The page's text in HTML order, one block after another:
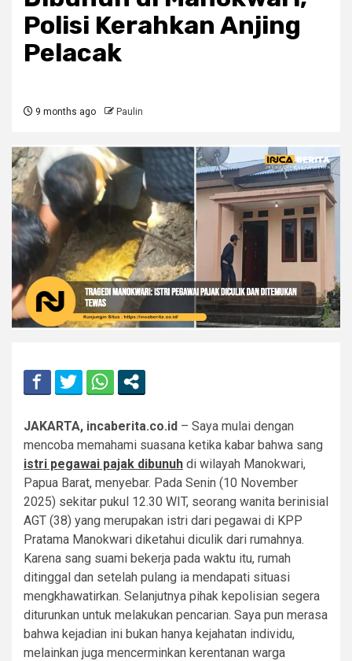
Polisi Kerahkan Anjing
Pelacak
9 months ago Paulin
JAKARTA, incaberita.co.id – Saya mulai dengan
mencoba memahami suasana ketika kabar bahwa sang
istri pegawai pajak dibunuh di wilayah Manokwari,
Papua Barat, menyebar. Pada Senin (10 November
2025) sekitar pukul 12.30 WIT, seorang wanita berinisial
AGT (38) yang merupakan istri dari pegawai di KPP
Pratama Manokwari diketahui diculik dari rumahnya.
Karena sang suami bekerja pada waktu itu, rumah
ditinggal dan setelah pulang ia mendapati situasi
mengkhawatirkan. Selanjutnya pihak kepolisian segera
diturunkan untuk melakukan pencarian. Saya pun merasa
bahwa kejadian ini bukan hanya kejahatan individu,
melainkan juga mencerminkan kerentanan warga